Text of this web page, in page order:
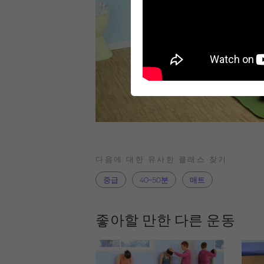
다음에 대한 유사한 클래스 찾기
중급
40~50분 매트
좋아할 만한 다른 운동